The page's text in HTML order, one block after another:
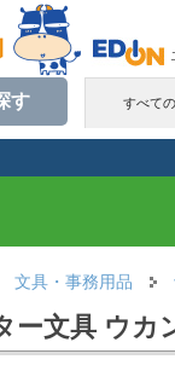
すべて
す
文具・事務用品
ー文具 ウカ